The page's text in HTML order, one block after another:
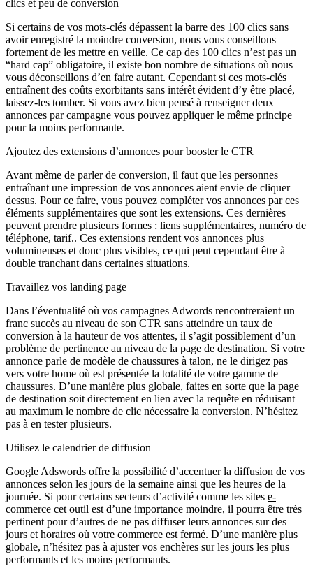
clics et peu de conversion
Si certains de vos mots-clés dépassent la barre des 100 clics sans
avoir enregistré la moindre conversion, nous vous conseillons
fortement de les mettre en veille. Ce cap des 100 clics n’est pas un
“hard cap” obligatoire, il existe bon nombre de situations où nous
vous déconseillons d’en faire autant. Cependant si ces mots-clés
entraînent des coûts exorbitants sans intérêt évident d’y être placé,
laissez-les tomber. Si vous avez bien pensé à renseigner deux
annonces par campagne vous pouvez appliquer le même principe
pour la moins performante.
Ajoutez des extensions d’annonces pour booster le CTR
Avant même de parler de conversion, il faut que les personnes
entraînant une impression de vos annonces aient envie de cliquer
dessus. Pour ce faire, vous pouvez compléter vos annonces par ces
éléments supplémentaires que sont les extensions. Ces dernières
peuvent prendre plusieurs formes : liens supplémentaires, numéro de
téléphone, tarif.. Ces extensions rendent vos annonces plus
volumineuses et donc plus visibles, ce qui peut cependant être à
double tranchant dans certaines situations.
Travaillez vos landing page
Dans l’éventualité où vos campagnes Adwords rencontreraient un
franc succès au niveau de son CTR sans atteindre un taux de
conversion à la hauteur de vos attentes, il s’agit possiblement d’un
problème de pertinence au niveau de la page de destination. Si votre
annonce parle de modèle de chaussures à talon, ne le dirigez pas
vers votre home où est présentée la totalité de votre gamme de
chaussures. D’une manière plus globale, faites en sorte que la page
de destination soit directement en lien avec la requête en réduisant
au maximum le nombre de clic nécessaire la conversion. N’hésitez
pas à en tester plusieurs.
Utilisez le calendrier de diffusion
Google Adswords offre la possibilité d’accentuer la diffusion de vos
annonces selon les jours de la semaine ainsi que les heures de la
journée. Si pour certains secteurs d’activité comme les sites e-
commerce cet outil est d’une importance moindre, il pourra être très
pertinent pour d’autres de ne pas diffuser leurs annonces sur des
jours et horaires où votre commerce est fermé. D’une manière plus
globale, n’hésitez pas à ajuster vos enchères sur les jours les plus
performants et les moins performants.